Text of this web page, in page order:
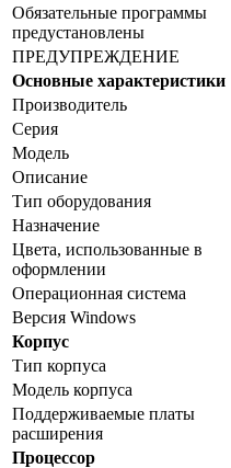
Обязательные программы
предустановлены
ПРЕДУПРЕЖДЕНИЕ
Основные характеристики
Производитель
Серия
Модель
Описание
Тип оборудования
Назначение
Цвета, использованные в
оформлении
Операционная система
Версия Windows
Корпус
Тип корпуса
Модель корпуса
Поддерживаемые платы
расширения
Процессор